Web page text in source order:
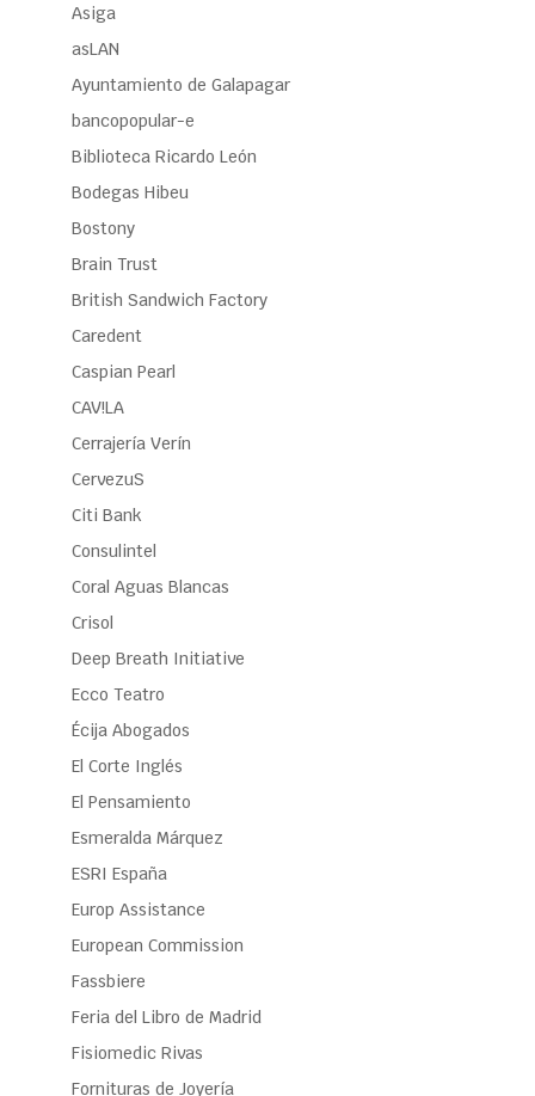
Asiga
asLAN
Ayuntamiento de Galapagar
bancopopular-e
Biblioteca Ricardo León
Bodegas Hibeu
Bostony
Brain Trust
British Sandwich Factory
Caredent
Caspian Pearl
CAV!LA
Cerrajería Verín
CervezuS
Citi Bank
Consulintel
Coral Aguas Blancas
Crisol
Deep Breath Initiative
Ecco Teatro
Écija Abogados
El Corte Inglés
El Pensamiento
Esmeralda Márquez
ESRI España
Europ Assistance
European Commission
Fassbiere
Feria del Libro de Madrid
Fisiomedic Rivas
Fornituras de Joyería